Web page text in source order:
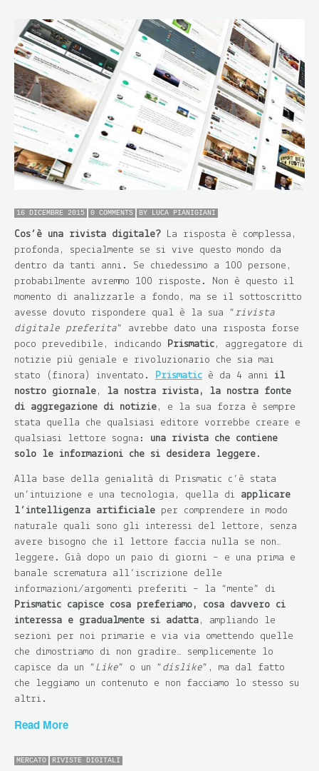
16 DICEMBRE 2015 0 COMMENTS BY LUCA PIANIGIANI
Cos’è una rivista digitale? La risposta è complessa,
profonda, specialmente se si vive questo mondo da
dentro da tanti anni. Se chiedessimo a 100 persone,
probabilmente avremmo 100 risposte. Non è questo il
momento di analizzarle a fondo, ma se il sottoscritto
avesse dovuto rispondere qual è la sua “ rivista
digitale preferita” avrebbe dato una risposta forse
poco prevedibile, indicando
Prismatic , aggregatore di
notizie più geniale e rivoluzionario che sia mai
stato (finora) inventato.
Prismatic è da 4 anni il
nostro giornale , la nostra rivista, la nostra fonte
di aggregazione di notizie , e la sua forza è sempre
stata quella che qualsiasi editore vorrebbe creare e
qualsiasi lettore sogna: una rivista che contiene
solo le informazioni che si desidera leggere .
Alla base della genialità di Prismatic c’è stata
un’intuizione e una tecnologia, quella di applicare
l’intelligenza artificiale per comprendere in modo
naturale quali sono gli interessi del lettore, senza
avere bisogno che il lettore faccia nulla se non…
leggere. Già dopo un paio di giorni – e una prima e
banale scrematura all’iscrizione delle
informazioni/argomenti preferiti – la “mente” di
Prismatic capisce cosa preferiamo, cosa davvero ci
interessa e gradualmente si adatta , ampliando le
sezioni per noi primarie e via via omettendo quelle
che dimostriamo di non gradire… semplicemente lo
capisce da un “ Like” o un “ dislike”, ma dal fatto
che leggiamo un contenuto e non facciamo lo stesso su
altri.
Read More
MERCATO RIVISTE DIGITALI